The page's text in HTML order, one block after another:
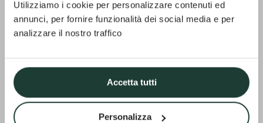
Utilizziamo i cookie per personalizzare contenuti ed
annunci, per fornire funzionalità dei social media e per
analizzare il nostro traffico
Accetta tutti
Personalizza